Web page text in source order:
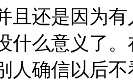
且还是因为
什么意义了
人确信以后